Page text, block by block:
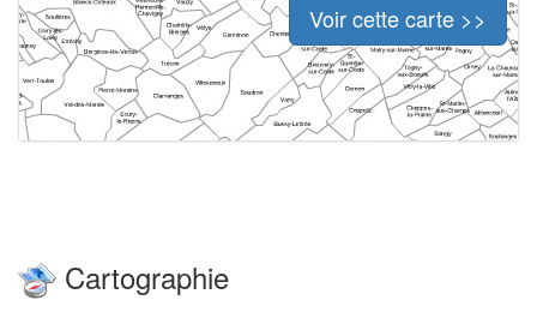
Voir cette carte >>
Cartographie